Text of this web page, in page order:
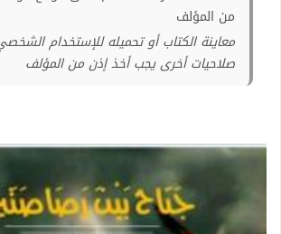
من المؤلف
معاينة الكتاب أو تحميله للإستخدام
صلاحيات أخرى يجب أخذ إذن من المؤلف